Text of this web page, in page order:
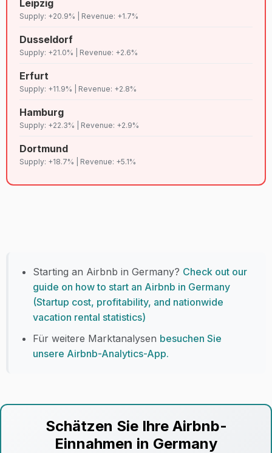
Leipzig
Supply: +20.9% | Revenue: +1.7%
Dusseldorf
Supply: +21.0% | Revenue: +2.6%
Erfurt
Supply: +11.9% | Revenue: +2.8%
Hamburg
Supply: +22.3% | Revenue: +2.9%
Dortmund
Supply: +18.7% | Revenue: +5.1%
Starting an Airbnb in Germany? Check out our
guide on how to start an Airbnb in Germany
(Startup cost, profitability, and nationwide
vacation rental statistics)
Für weitere Marktanalysen besuchen Sie
unsere Airbnb-Analytics-App.
Schätzen Sie Ihre Airbnb-
Einnahmen in Germany